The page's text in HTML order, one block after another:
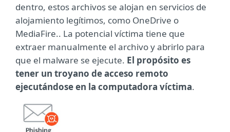
dentro, estos archivos se alojan en servicios de
alojamiento legítimos, como OneDrive o
MediaFire.. La potencial víctima tiene que
extraer manualmente el archivo y abrirlo para
que el malware se ejecute. El propósito es
tener un troyano de acceso remoto
ejecutándose en la computadora víctima.